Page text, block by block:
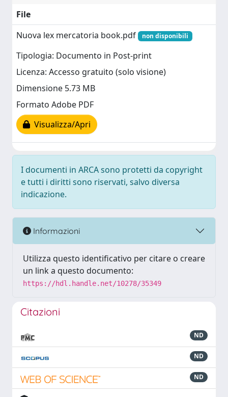
File
Nuova lex mercatoria book.pdf
non disponibili
Tipologia: Documento in Post-print
Licenza: Accesso gratuito (solo visione)
Dimensione 5.73 MB
Formato Adobe PDF
Visualizza/Apri
I documenti in ARCA sono protetti da copyright
e tutti i diritti sono riservati, salvo diversa
indicazione.
Informazioni
Utilizza questo identificativo per citare o creare
un link a questo documento:
https://hdl.handle.net/10278/35349
Citazioni
ND
ND
ND